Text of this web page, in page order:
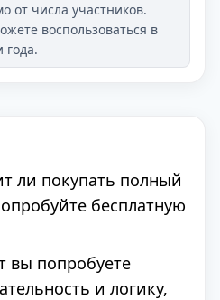
от числа участников.
воспользоваться в
ли покупать полный
бесплатную
вы попробуете
и логику,